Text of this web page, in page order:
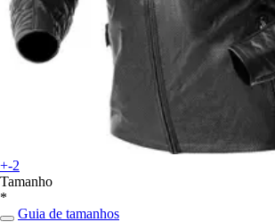
+-2
Tamanho
*
Guia de tamanhos